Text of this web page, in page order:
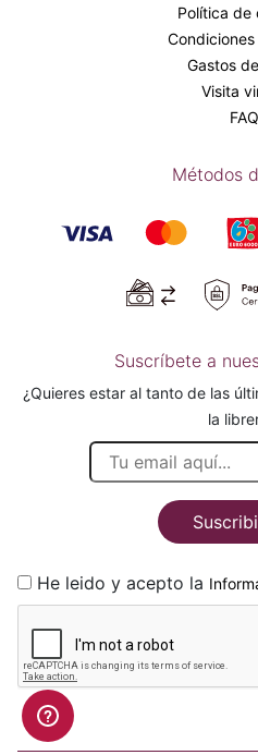
Política de
Gastos
Visita
FAQ
Métodos
Suscríbete a
¿Quieres estar al tanto de las
la
He leido y acepto la